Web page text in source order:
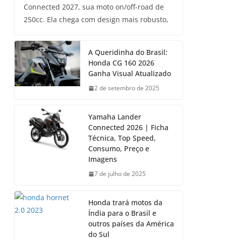
Connected 2027, sua moto on/off-road de
250cc. Ela chega com design mais robusto,
A Queridinha do Brasil:
Honda CG 160 2026
Ganha Visual Atualizado
2 de setembro de 2025
Yamaha Lander
Connected 2026 | Ficha
Técnica, Top Speed,
Consumo, Preço e
Imagens
7 de julho de 2025
Honda trará motos da
Índia para o Brasil e
outros países da América
do Sul